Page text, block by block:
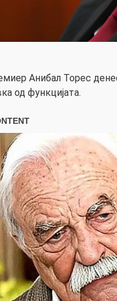
Анибал Торес
од функцијата.